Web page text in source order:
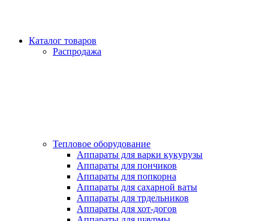
Каталог товаров
Распродажа
Тепловое оборудование
Аппараты для варки кукурузы
Аппараты для пончиков
Аппараты для попкорна
Аппараты для сахарной ваты
Аппараты для трдельников
Аппараты для хот-догов